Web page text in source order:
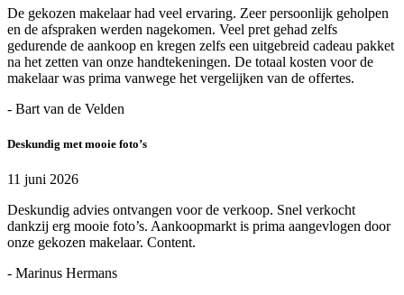
De gekozen makelaar had veel ervaring. Zeer persoonlijk geholpen
en de afspraken werden nagekomen. Veel pret gehad zelfs
gedurende de aankoop en kregen zelfs een uitgebreid cadeau pakket
na het zetten van onze handtekeningen. De totaal kosten voor de
makelaar was prima vanwege het vergelijken van de offertes.
- Bart van de Velden
Deskundig met mooie foto’s
11 juni 2026
Deskundig advies ontvangen voor de verkoop. Snel verkocht
dankzij erg mooie foto’s. Aankoopmarkt is prima aangevlogen door
onze gekozen makelaar. Content.
- Marinus Hermans